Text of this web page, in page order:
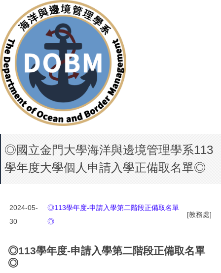
◎國立金門大學海洋與邊境管理學系113
學年度大學個人申請入學正備取名單◎
2024-05-
30
◎113學年度-申請入學第二階段正備取名單
◎
[教務處]
◎113學年度-申請入學第二階段正備取名單
◎